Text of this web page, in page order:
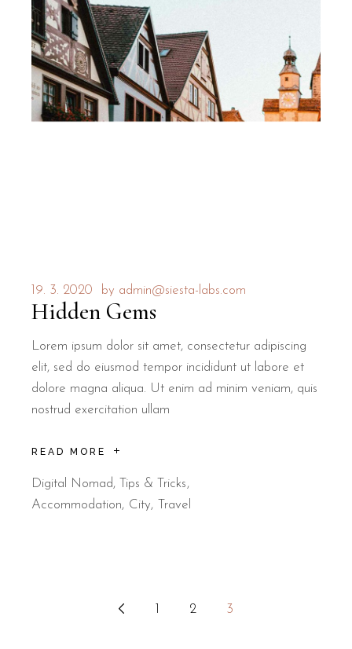
19. 3. 2020 by admin@siesta-labs.com
Hidden Gems
Lorem ipsum dolor sit amet, consectetur adipiscing
elit, sed do eiusmod tempor incididunt ut labore et
dolore magna aliqua. Ut enim ad minim veniam, quis
nostrud exercitation ullam
READ MORE
Digital Nomad,
Tips & Tricks
Accommodation
City Travel
2 3